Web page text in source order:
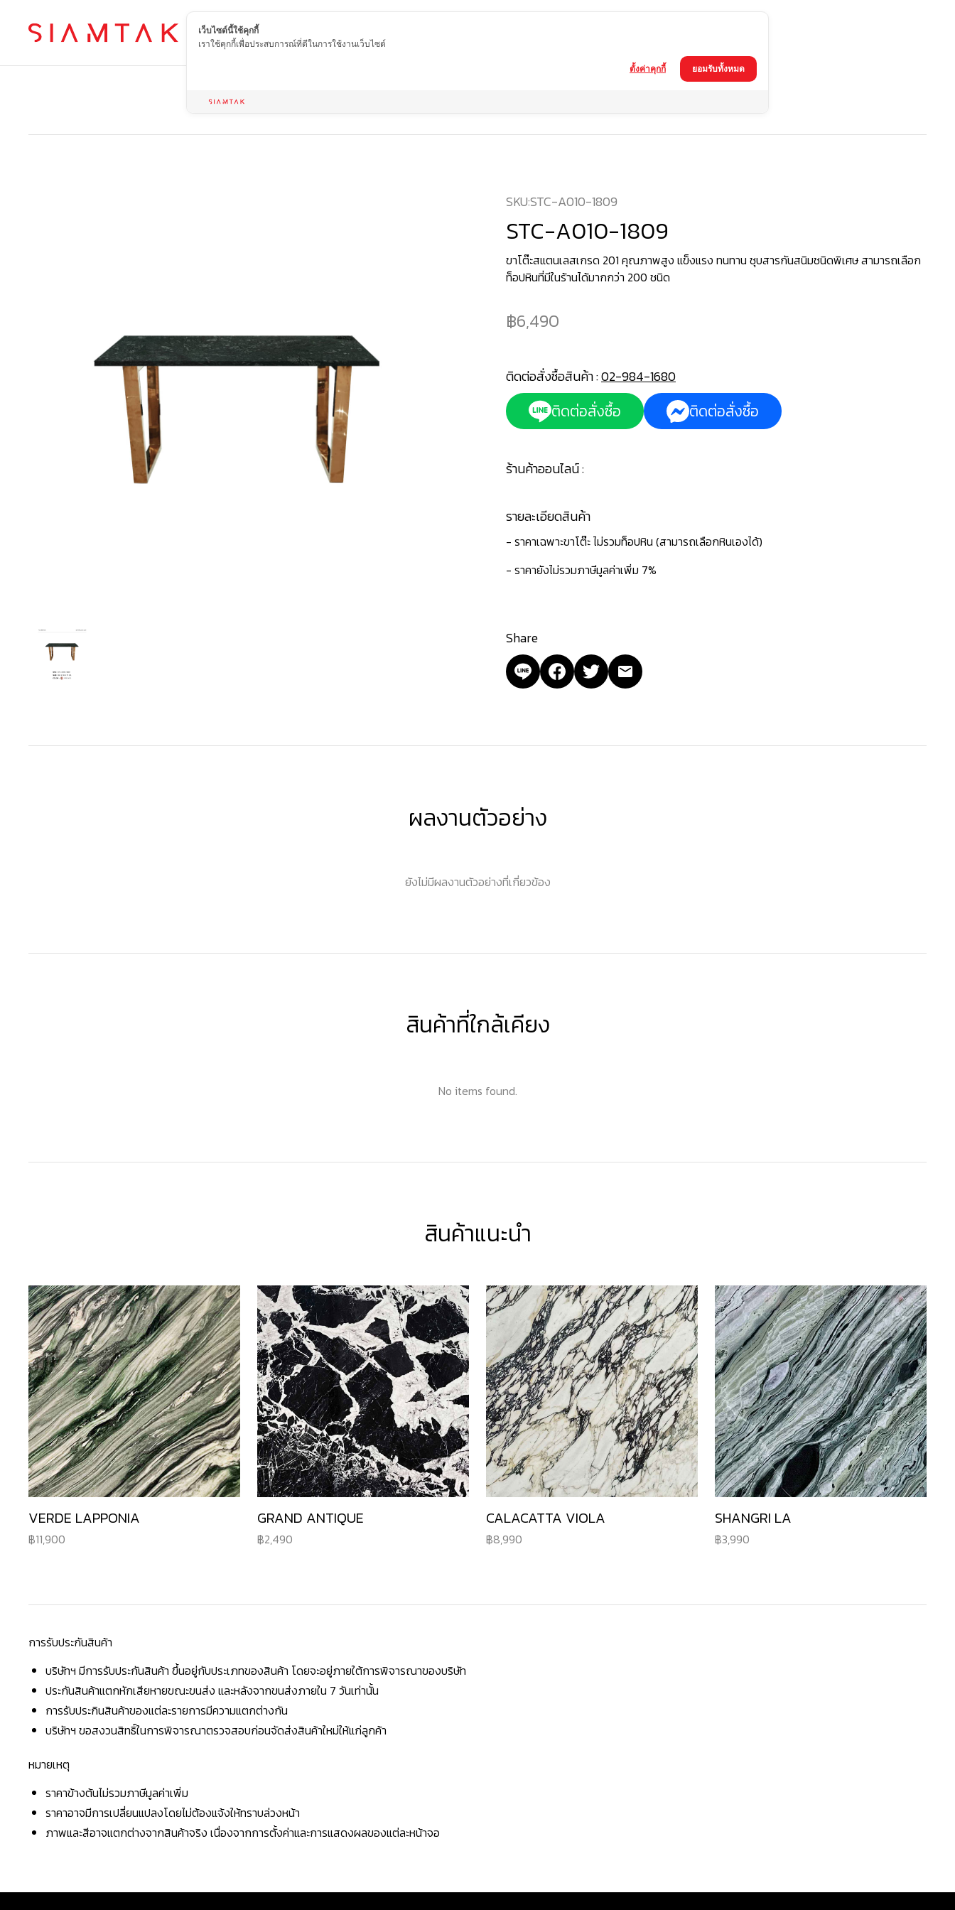
TH
SKU:STC-A010-1809
STC-A010-1809
ขาโต๊ะสแตนเลสเกรด 201 คุณภาพสูง แข็งแรง ทนทาน ชุบสารกันสนิมชนิดพิเศษ สามารถเลือก
ท็อปหินที่มีในร้านได้มากกว่า 200 ชนิด
6,490
ติดต่อสั่งซื้อสินค้า :02-984-1680
ติดต่อสั่งซื้อ ติดต่อสั่งซื้อ
ร้านค้าออนไลน์ :
รายละเอียดสินค้า
- ราคาเฉพาะขาโต๊ะ ไม่รวมท็อปหิน (สามารถเลือกหินเองได้)
- ราคายังไม่รวมภาษีมูลค่าเพิ่ม 7%
Share
ผลงานตัวอย่าง
ยังไม่มีผลงานตัวอย่างที่เกี่ยวข้อง
สินค้าที่ใกล้เคียง
No items found.
สินค้าแนะนำ
VERDE LAPPONIA
11,900
GRAND ANTIQUE
2,490
CALACATTA VIOLA
8,990
SHANGRI LA
3,990
การรับประกันสินค้า
บริษัทฯ มีการรับประกันสินค้า ขึ้นอยู่กับประเภทของสินค้า โดยจะอยู่ภายใต้การพิจารณาของบริษัท
ประกันสินค้าแตกหักเสียหายขณะขนส่ง และหลังจากขนส่งภายใน 7 วันเท่านั้น
การรับประกินสินค้าของแต่ละรายการมีความแตกต่างกัน
บริษัทฯ ขอสงวนสิทธิ์ในการพิจารณาตรวจสอบก่อนจัดส่งสินค้าใหม่ให้แก่ลูกค้า
หมายเหตุ
ราคาข้างต้นไม่รวมภาษีมูลค่าเพิ่ม
ราคาอาจมีการเปลี่ยนแปลงโดยไม่ต้องแจ้งให้ทราบล่วงหน้า
ภาพและสีอาจแตกต่างจากสินค้าจริง เนื่องจากการตั้งค่าและการแสดงผลของแต่ละหน้าจอ
เว็บไซต์นี้ใช้คุกกี้
เราใช้คุกกี้เพื่อประสบการณ์ที่ดีในการใช้งานเว็บไซต์
ยอมรับทั้งหมด
ตั้งค่าคุกกี้